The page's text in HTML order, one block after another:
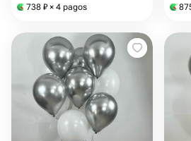
738 ₽ × 4 pagos